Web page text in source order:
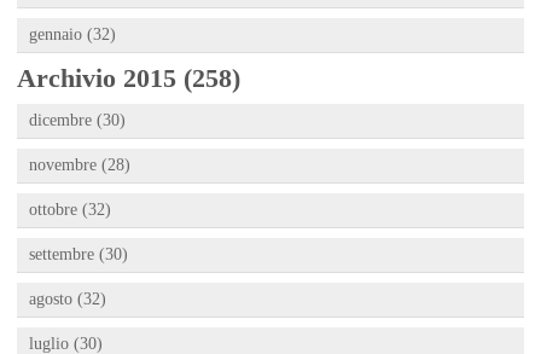
gennaio (32)
Archivio 2015 (258)
dicembre (30)
novembre (28)
ottobre (32)
settembre (30)
agosto (32)
luglio (30)